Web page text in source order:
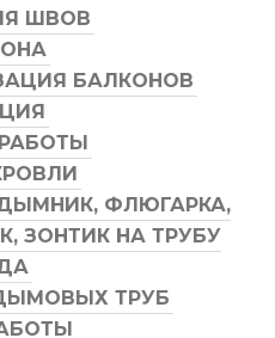
ШВОВ
БАЛКОНОВ
ФЛЮГАРКА,
ЗОНТИК НА ТРУБУ
ТРУБ